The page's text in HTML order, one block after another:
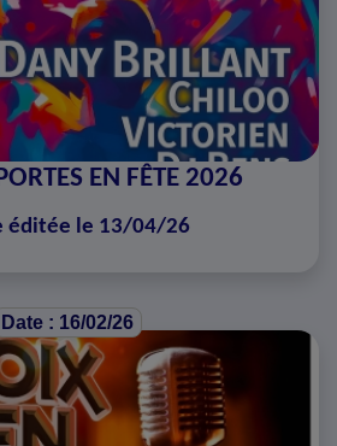
EN FÊTE 2026
éditée le 13/04/26
Date : 16/02/26